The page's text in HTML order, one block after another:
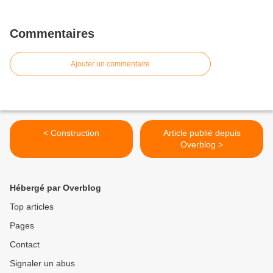
Commentaires
Ajouter un commentaire
< Construction
Article publié depuis
Overblog >
Hébergé par Overblog
Top articles
Pages
Contact
Signaler un abus